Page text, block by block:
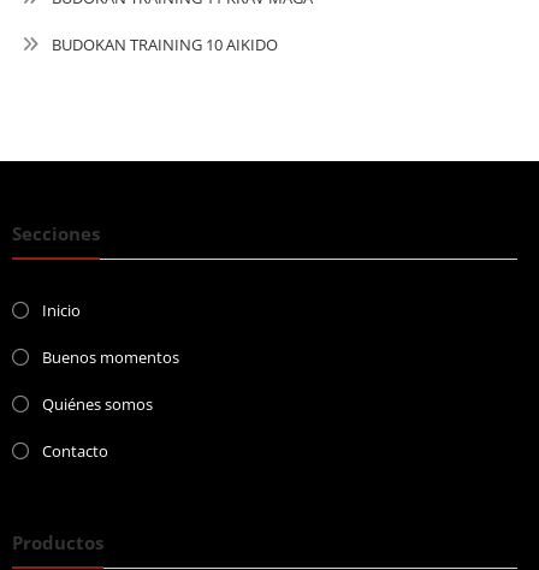
BUDOKAN TRAINING 10 AIKIDO
Secciones
Inicio
Buenos momentos
Quiénes somos
Contacto
Productos